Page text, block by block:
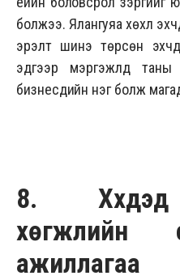
болжээ. Ялангуяа хөхүүл
эрэлт шинэ төрсөн
эдгээр мэргэжлүүд таны
бизнесүүдийн нэг болж
8.
хөгжлийн
ажиллагаа